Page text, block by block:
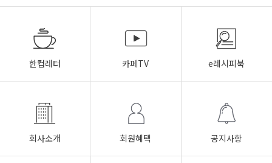
한컵레터 카페TV e레시피북
회사소개 회원혜택 공지사항